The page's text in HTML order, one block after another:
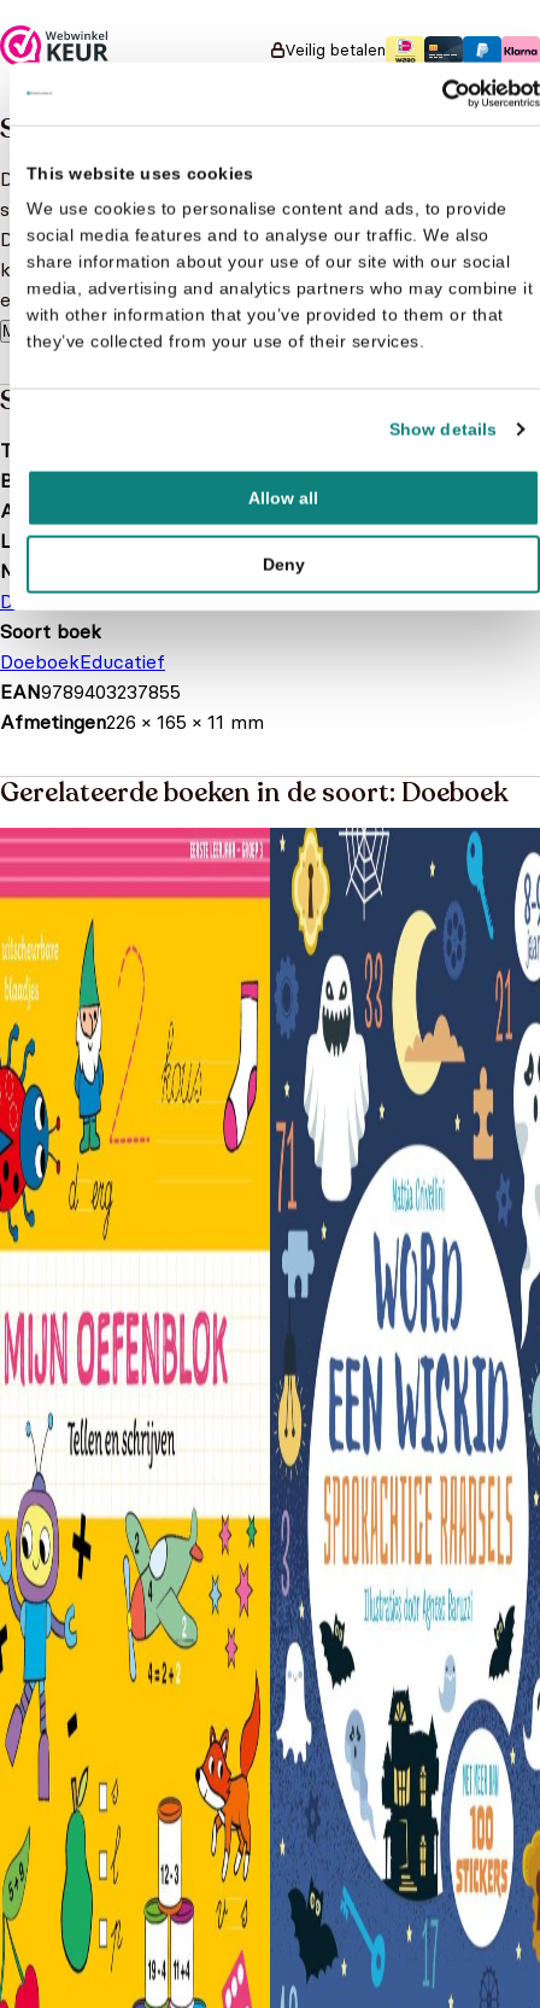
This website uses cookies
We use cookies to personalise content and ads, to provide
social media features and to analyse our traffic. We also
share information about your use of our site with our social
media, advertising and analytics partners who may combine it
with other information that you’ve provided to them or that
they’ve collected from your use of their services.
Show details
Allow all
Deny
€8,99.
Veilig betalen
Samenvatting
Dit oefenblok staat boordevol speelse én leerzame
spelletjes die je peuter voorbereiden op de schoolleerstof.
De stippellijnen volgen, vormen tekenen, groepjes maken,
kleuren op code... De spelletjes stimuleren de leergierigheid
en laten je kind ontdekken dat leren ook leuk kan zijn!
Meer lezen
Specificaties
Taal
Bindwijze
Aantal pagina's
Leeftijd5 t/m 6 jaar
Merk
De Ballon
Soort boek
DoeboekEducatief
EAN9789403237855
Afmetingen226 × 165 × 11 mm
Gerelateerde boeken in de soort: Doeboek